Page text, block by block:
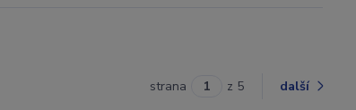
strana z 5 další